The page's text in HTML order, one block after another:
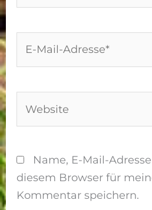
Name, E-Mail-
diesem Browser für
Kommentar speichern.